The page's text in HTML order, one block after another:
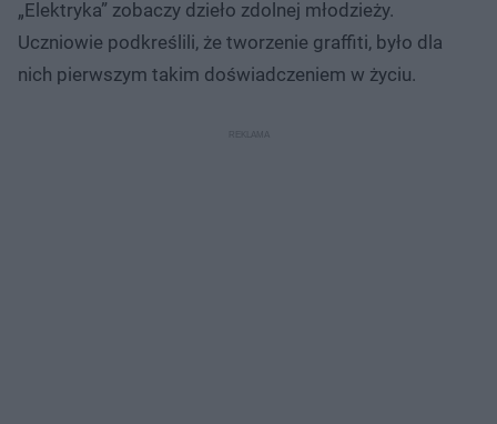
„Elektryka” zobaczy dzieło zdolnej młodzieży.
Uczniowie podkreślili, że tworzenie graffiti, było dla
nich pierwszym takim doświadczeniem w życiu.